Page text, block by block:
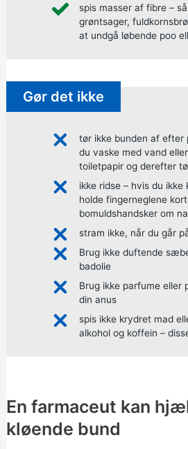
spis masser af fibre–
grøntsager,
at undgå løbende poo
Gør det ikke
tør ikke bunden af efter
du vaske med vand
toiletpapir og derefter
ikke ridse – hvis du ikke
holde fingerneglene
bomuldshandsker om
stram ikke, når du går
Brug ikke duftende
badolie
Brug ikke parfume
din anus
spis ikke krydret mad
alkohol og koffein –
En farmaceut kan
kløende bund